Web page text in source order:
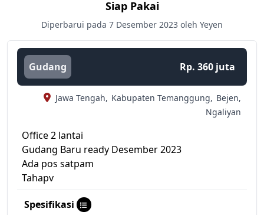
Siap Pakai
Diperbarui pada 7 Desember 2023 oleh Yeyen
Gudang Rp. 360 juta
Jawa Tengah, Kabupaten Temanggung, Bejen,
Ngaliyan
Office 2 lantai
Gudang Baru ready Desember 2023
Ada pos satpam
Tahapv
Spesifikasi